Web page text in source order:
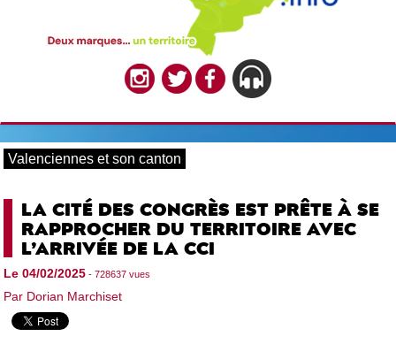
Valenciennes et son canton
LA CITÉ DES CONGRÈS EST PRÊTE À SE
RAPPROCHER DU TERRITOIRE AVEC
L’ARRIVÉE DE LA CCI
Le 04/02/2025 - 728637 vues
Par Dorian Marchiset